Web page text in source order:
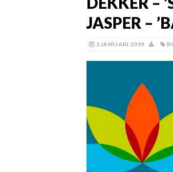
JASPER –
1 JANUARI 2019